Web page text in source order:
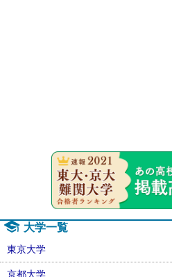
大学一覧
東京大学
京都大学